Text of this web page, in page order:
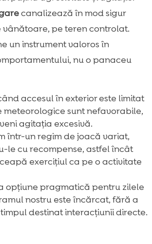
canalizează în mod sigur
vânătoare, pe teren controlat.
un instrument valoros în
nu o panaceu
accesul în exterior este limitat
meteorologice sunt nefavorabile,
agitația excesivă.
într-un regim de joacă variat,
le cu recompense, astfel încât
exercițiul ca pe o activitate
opțiune pragmatică pentru zilele
nostru este încărcat, fără a
destinat interacțiunii directe.